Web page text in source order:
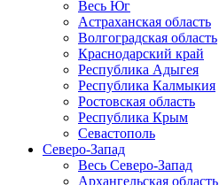
Весь Юг
Астраханская область
Волгоградская область
Краснодарский край
Республика Адыгея
Республика Калмыкия
Ростовская область
Республика Крым
Севастополь
Северо-Запад
Весь Северо-Запад
Архангельская область